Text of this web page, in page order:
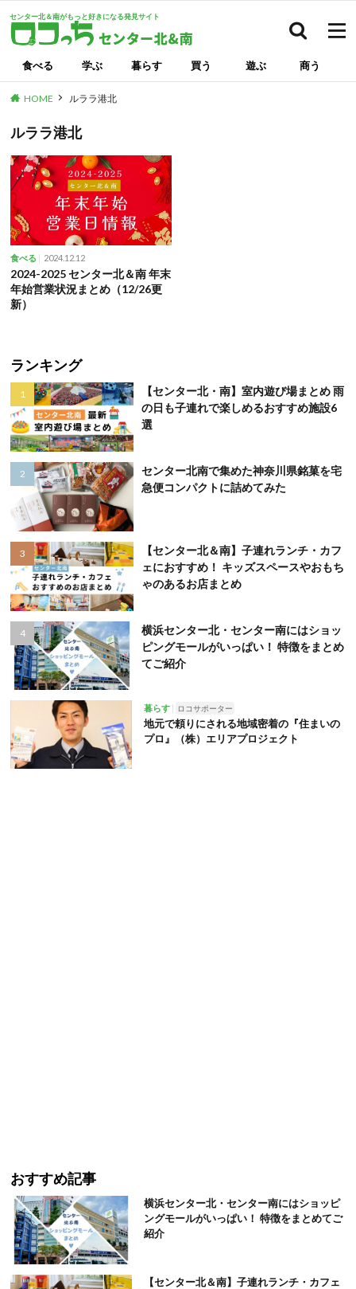
センター北＆南がもっと好きになる発見サイト
食べる 学ぶ 暮らす 買う 遊ぶ 商う
HOME ルララ港北
ルララ港北
食べる 2024.12.12
2024-2025 センター北＆南 年末
年始営業状況まとめ（12/26更
新）
ランキング
【センター北・南】室内遊び場まとめ 雨
の日も子連れで楽しめるおすすめ施設6
選
センター北南で集めた神奈川県銘菓を宅
急便コンパクトに詰めてみた
【センター北＆南】子連れランチ・カフ
ェにおすすめ！ キッズスペースやおもち
ゃのあるお店まとめ
横浜センター北・センター南にはショッ
ピングモールがいっぱい！ 特徴をまとめ
てご紹介
暮らす ロコサポーター
地元で頼りにされる地域密着の『住まいの
プロ』（株）エリアプロジェクト
おすすめ記事
横浜センター北・センター南にはショッピ
ングモールがいっぱい！ 特徴をまとめてご
紹介
【センター北＆南】子連れランチ・カフェ